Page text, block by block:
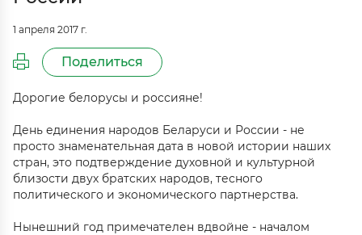
1 апреля 2017 г.
Поделиться
Дорогие белорусы и россияне!
День единения народов Беларуси и России - не
просто знаменательная дата в новой истории наших
стран, это подтверждение духовной и культурной
близости двух братских народов, тесного
политического и экономического партнерства.
Нынешний год примечателен вдвойне - началом